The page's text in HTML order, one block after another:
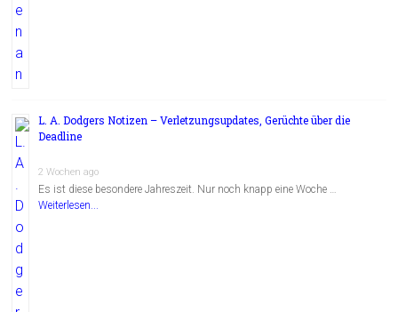
L. A. Dodgers Notizen – Verletzungsupdates, Gerüchte über die
Deadline
2 Wochen ago
Es ist diese besondere Jahreszeit. Nur noch knapp eine Woche …
Weiterlesen...